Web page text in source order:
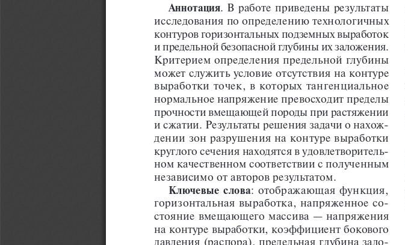
Аннотация. В работе приведены результаты
исследования по определению технологичных
контуров горизонтальных подземных выработок
и предельной безопасной глубины их заложения.
Критерием определения предельной глубины
может служить условие отсутствия на контуре
выработки точек, в которых тангенциальное
нормальное напряжение превосходит пределы
прочности вмещающей породы при растяжении
и сжатии. Результаты решения задачи о нахож-
дении зон разрушения на контуре выработки
круглого сечения находятся в удовлетворитель-
ном качественном соответствии с полученным
независимо от авторов результатом.
Ключевые слова: отображающая функция,
горизонтальная выработка, напряженное со-
стояние вмещающего массива — напряжения
на контуре выработки, коэффициент бокового
давления (распора), предельная глубина зало-